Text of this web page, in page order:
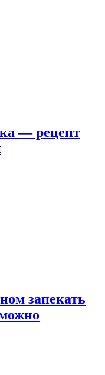
— рецепт
запекать